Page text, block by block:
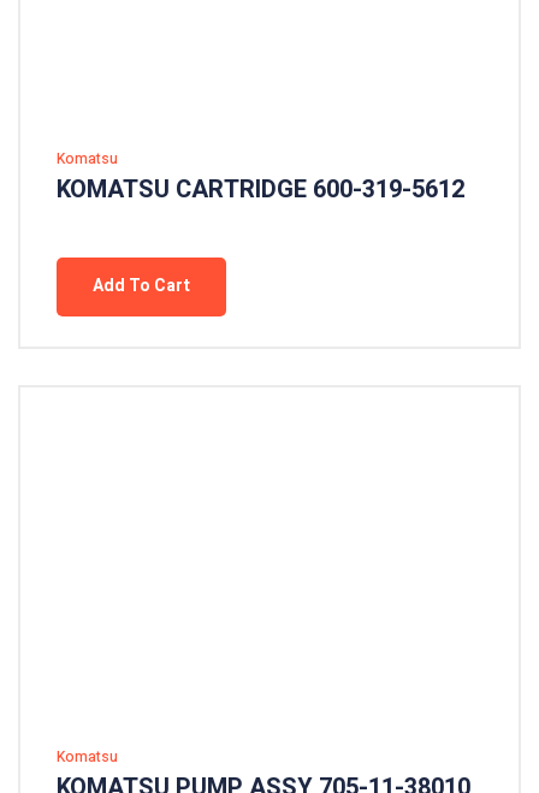
Komatsu
KOMATSU CARTRIDGE 600-319-5612
Add To Cart
Komatsu